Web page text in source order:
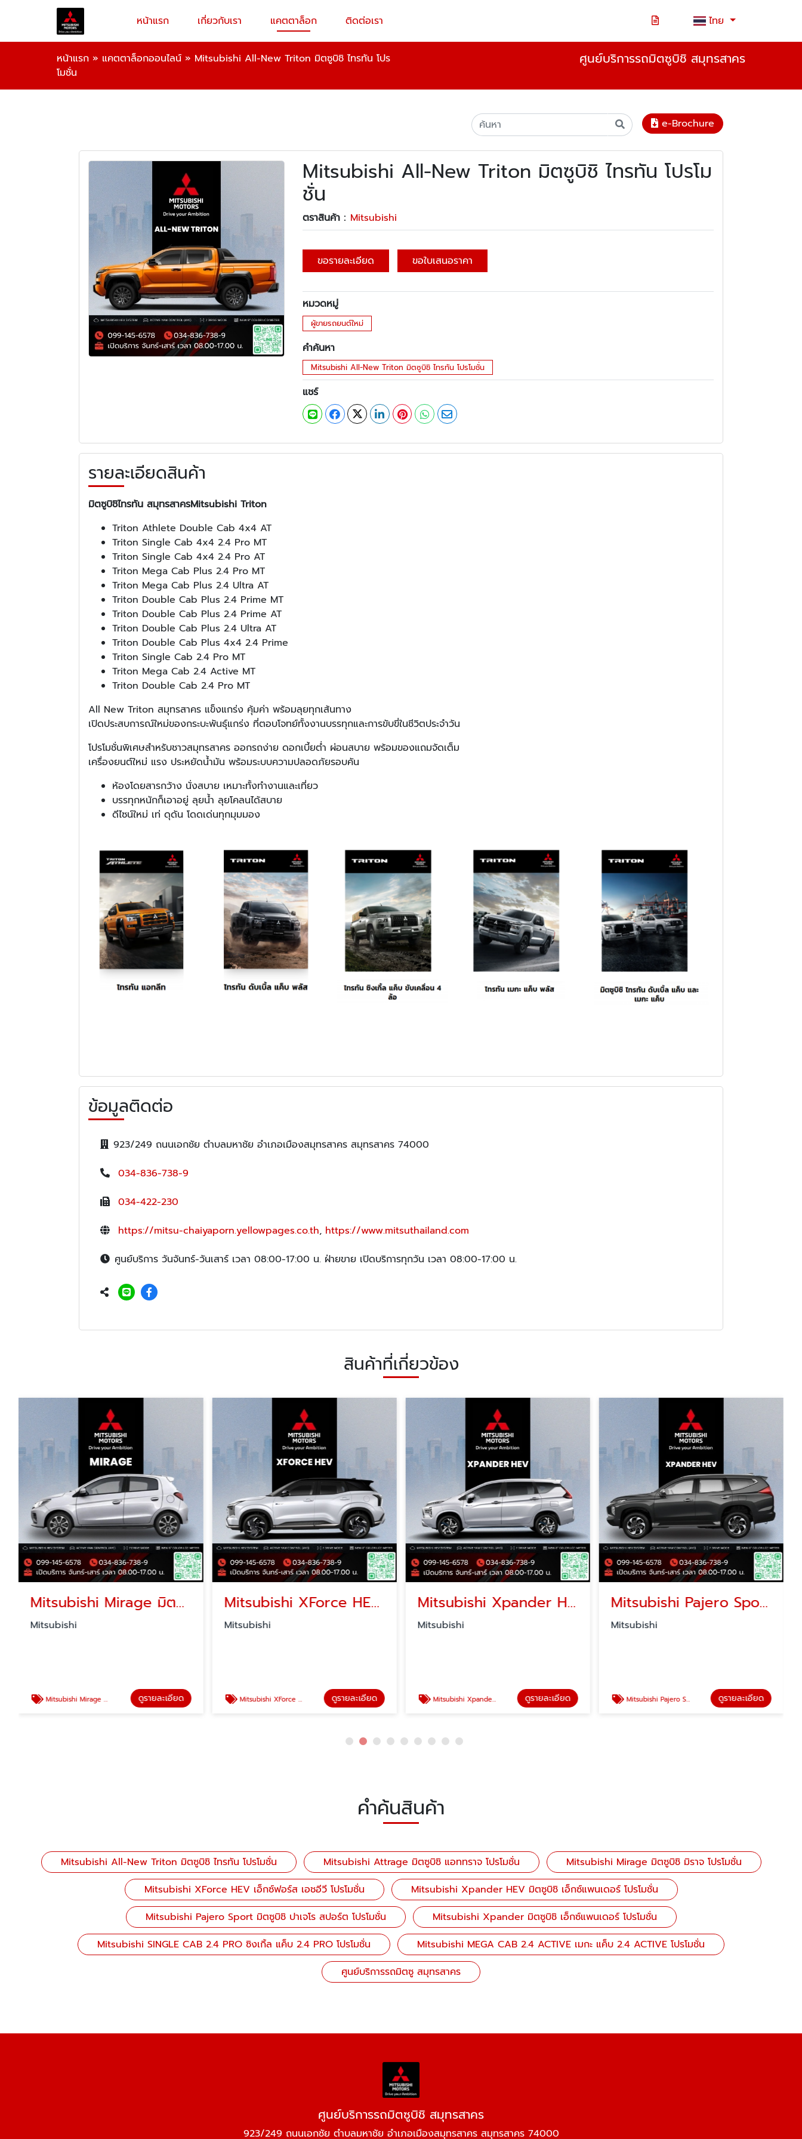
หน้าแรก เกี่ยวกับเรา แคตตาล็อก ติดต่อเรา ไทย
หน้าแรก » แคตตาล็อกออนไลน์ » Mitsubishi All-New Triton มิตซูบิชิ ไทรทัน โปร
โมชั่น
ศูนย์บริการรถมิตซูบิชิ สมุทรสาคร
e-Brochure
Mitsubishi All-New Triton มิตซูบิชิ ไทรทัน โปรโม
ชั่น
ตราสินค้า : Mitsubishi
ขอรายละเอียด ขอใบเสนอราคา
หมวดหมู่
ผู้ขายรถยนต์ใหม่
คำค้นหา
Mitsubishi All-New Triton มิตซูบิชิ ไทรทัน โปรโมชั่น
แชร์
รายละเอียดสินค้า
มิตซูบิชิไทรทัน สมุทรสาครMitsubishi Triton
Triton Athlete Double Cab 4x4 AT
Triton Single Cab 4x4 2.4 Pro MT
Triton Single Cab 4x4 2.4 Pro AT
Triton Mega Cab Plus 2.4 Pro MT
Triton Mega Cab Plus 2.4 Ultra AT
Triton Double Cab Plus 2.4 Prime MT
Triton Double Cab Plus 2.4 Prime AT
Triton Double Cab Plus 2.4 Ultra AT
Triton Double Cab Plus 4x4 2.4 Prime
Triton Single Cab 2.4 Pro MT
Triton Mega Cab 2.4 Active MT
Triton Double Cab 2.4 Pro MT
All New Triton สมุทรสาคร แข็งแกร่ง คุ้มค่า พร้อมลุยทุกเส้นทาง
เปิดประสบการณ์ใหม่ของกระบะพันธุ์แกร่ง ที่ตอบโจทย์ทั้งงานบรรทุกและการขับขี่ในชีวิตประจำวัน
โปรโมชั่นพิเศษสำหรับชาวสมุทรสาคร ออกรถง่าย ดอกเบี้ยต่ำ ผ่อนสบาย พร้อมของแถมจัดเต็ม
เครื่องยนต์ใหม่ แรง ประหยัดน้ำมัน พร้อมระบบความปลอดภัยรอบคัน
ห้องโดยสารกว้าง นั่งสบาย เหมาะทั้งทำงานและเที่ยว
บรรทุกหนักก็เอาอยู่ ลุยน้ำ ลุยโคลนได้สบาย
ดีไซน์ใหม่ เท่ ดุดัน โดดเด่นทุกมุมมอง
ข้อมูลติดต่อ
923/249 ถนนเอกชัย ตำบลมหาชัย อำเภอเมืองสมุทรสาคร สมุทรสาคร 74000
034-836-738-9
034-422-230
https://mitsu-chaiyaporn.yellowpages.co.th, https://www.mitsuthailand.com
ศูนย์บริการ วันจันทร์-วันเสาร์ เวลา 08:00-17:00 น. ฝ่ายขาย เปิดบริการทุกวัน เวลา 08:00-17:00 น.
สินค้าที่เกี่ยวข้อง
Mitsubishi Mirage มิตซูบิชิ มิราจ โปรโมชั่น
Mitsubishi
Mitsubishi Mirage มิตซูบิชิ มิราจ โปรโมชั่น ดูรายละเอียด
Mitsubishi XForce HEV เอ็กซ์ฟอร์ส เอชอีวี โปรโมชั่น
Mitsubishi
Mitsubishi XForce HEV เอ็กซ์ฟอร์ส เอชอีวี โปรโมชั่น ดูรายละเอียด
Mitsubishi Xpander HEV มิตซูบิชิ เอ็กซ์แพนเดอร์ โปรโมชั่น
Mitsubishi
Mitsubishi Xpander HEV มิตซูบิชิ เอ็กซ์แพนเดอร์ โปรโมชั่น ดูรายละเอียด
Mitsubishi Pajero Sport มิตซูบิชิ ปาเจโร สปอร์ต โปรโมชั่น
Mitsubishi
Mitsubishi Pajero Sport มิตซูบิชิ ปาเจโร สปอร์ต โปรโมชั่น ดูรายละเอียด
คำค้นสินค้า
Mitsubishi All-New Triton มิตซูบิชิ ไทรทัน โปรโมชั่น Mitsubishi Attrage มิตซูบิชิ แอททราจ โปรโมชั่น
Mitsubishi Mirage มิตซูบิชิ มิราจ โปรโมชั่น
Mitsubishi XForce HEV เอ็กซ์ฟอร์ส เอชอีวี โปรโมชั่น
Mitsubishi Xpander HEV มิตซูบิชิ เอ็กซ์แพนเดอร์ โปรโมชั่น
Mitsubishi Pajero Sport มิตซูบิชิ ปาเจโร สปอร์ต โปรโมชั่น
Mitsubishi Xpander มิตซูบิชิ เอ็กซ์แพนเดอร์ โปรโมชั่น
Mitsubishi SINGLE CAB 2.4 PRO ซิงเกิ้ล แค็บ 2.4 PRO โปรโมชั่น
Mitsubishi MEGA CAB 2.4 ACTIVE เมกะ แค็บ 2.4 ACTIVE โปรโมชั่น
ศูนย์บริการรถมิตซู สมุทรสาคร
ศูนย์บริการรถมิตซูบิชิ สมุทรสาคร
923/249 ถนนเอกชัย ตำบลมหาชัย อำเภอเมืองสมุทรสาคร สมุทรสาคร 74000